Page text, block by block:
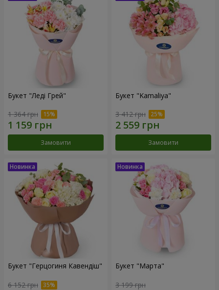
Букет "Леді Грей"
1 364 грн
Замовити
Букет "Kamaliya"
3 412 грн
Замовити
Букет "Герцогиня Кавендіш"
6 152 грн
Букет "Марта"
3 199 грн